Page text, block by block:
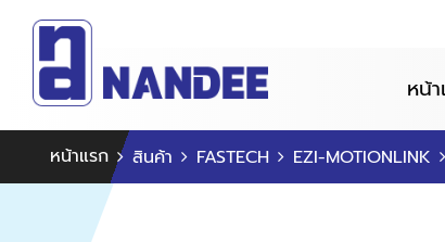
หน้
หน้าแรก สินค้า FASTECH EZI-MOTIONLINK